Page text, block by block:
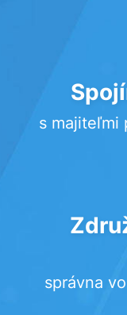
s majiteľmi
správna